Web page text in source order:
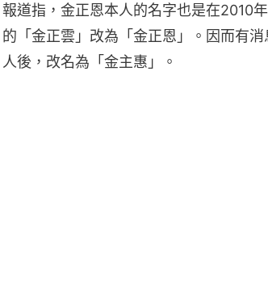
報道指，金正恩本人的名字也是在2010
的「金正雲」改為「金正恩」。因而有
人後，改名為「金主惠」。